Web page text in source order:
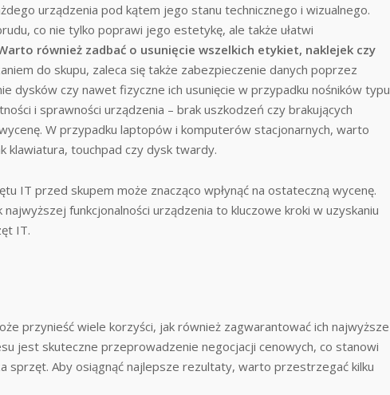
urządzenia pod kątem jego stanu technicznego i wizualnego.
co nie tylko poprawi jego estetykę, ale także ułatwi
również zadbać o usunięcie wszelkich etykiet, naklejek czy
do skupu, zaleca się także zabezpieczenie danych poprzez
dysków czy nawet fizyczne ich usunięcie w przypadku nośników typu
i sprawności urządzenia – brak uszkodzeń czy brakujących
W przypadku laptopów i komputerów stacjonarnych, warto
klawiatura, touchpad czy dysk twardy.
IT przed skupem może znacząco wpłynąć na ostateczną wycenę.
funkcjonalności urządzenia to kluczowe kroki w uzyskaniu
IT.
przynieść wiele korzyści, jak również zagwarantować ich najwyższe
jest skuteczne przeprowadzenie negocjacji cenowych, co stanowi
sprzęt. Aby osiągnąć najlepsze rezultaty, warto przestrzegać kilku